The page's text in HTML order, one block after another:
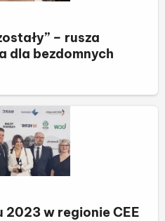
– rusza
dla bezdomnych
2023 w regionie CEE